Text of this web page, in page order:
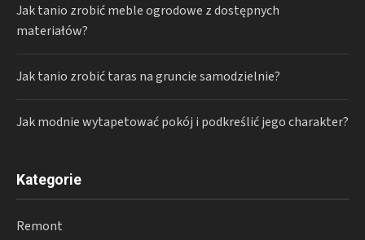
Jak tanio zrobić meble ogrodowe z dostępnych
materiałów?
Jak tanio zrobić taras na gruncie samodzielnie?
Jak modnie wytapetować pokój i podkreślić jego charakter?
Kategorie
Remont